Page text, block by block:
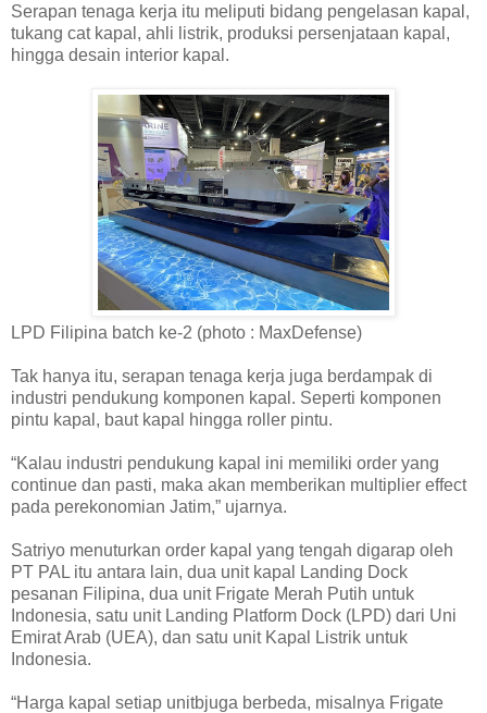
Serapan tenaga kerja itu meliputi bidang pengelasan kapal,
tukang cat kapal, ahli listrik, produksi persenjataan kapal,
hingga desain interior kapal.
LPD Filipina batch ke-2 (photo : MaxDefense)
Tak hanya itu, serapan tenaga kerja juga berdampak di
industri pendukung komponen kapal. Seperti komponen
pintu kapal, baut kapal hingga roller pintu.
“Kalau industri pendukung kapal ini memiliki order yang
continue dan pasti, maka akan memberikan multiplier effect
pada perekonomian Jatim,” ujarnya.
Satriyo menuturkan order kapal yang tengah digarap oleh
PT PAL itu antara lain, dua unit kapal Landing Dock
pesanan Filipina, dua unit Frigate Merah Putih untuk
Indonesia, satu unit Landing Platform Dock (LPD) dari Uni
Emirat Arab (UEA), dan satu unit Kapal Listrik untuk
Indonesia.
“Harga kapal setiap unitbjuga berbeda, misalnya Frigate